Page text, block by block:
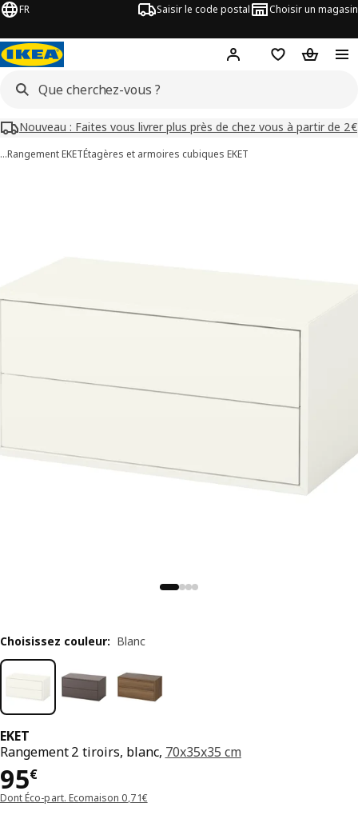
FR Saisir le code postal Choisir un magasin
Mon compteFavorisPanier
Nouveau : Faites vous livrer plus près de chez vous à partir de 2€
…Rangement EKETÉtagères et armoires cubiques EKET
EKET
Rangement 2 tiroirs, blanc, 70x35x35 cm
95€
Prix 95€
Dont Éco-part. Ecomaison 0,71€
Choisissez couleur: Blanc